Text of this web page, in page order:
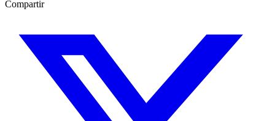
Compartir